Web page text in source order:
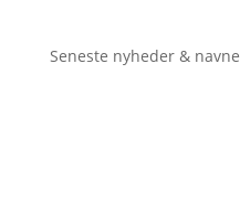
Seneste nyheder & navne